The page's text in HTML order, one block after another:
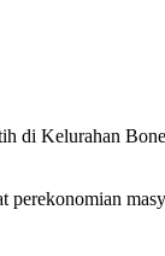
di Kelurahan